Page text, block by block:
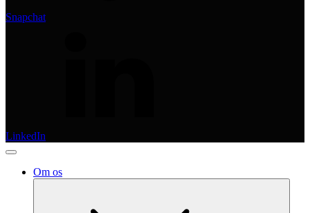
Snapchat
LinkedIn
Om os